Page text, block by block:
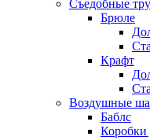
Съедобные
Брюле
Крафт
Воздушные
Баблс
Коробки